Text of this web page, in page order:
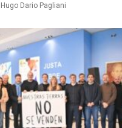
Hugo Dario Pagliani